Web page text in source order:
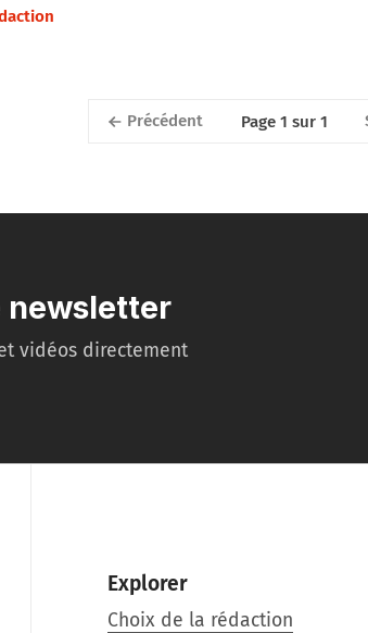
Précédent Page 1 sur 1
newsletter
vidéos directement
Explorer
Choix de la rédaction